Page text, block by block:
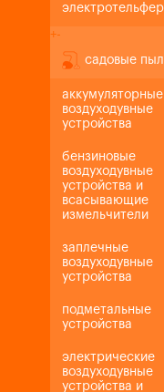
+-
садовые
аккумуляторные
воздуходувные
устройства
бензиновые
воздуходувные
устройства и
всасывающие
измельчители
заплечные
воздуходувные
устройства
подметальные
устройства
электрические
воздуходувные
устройства и